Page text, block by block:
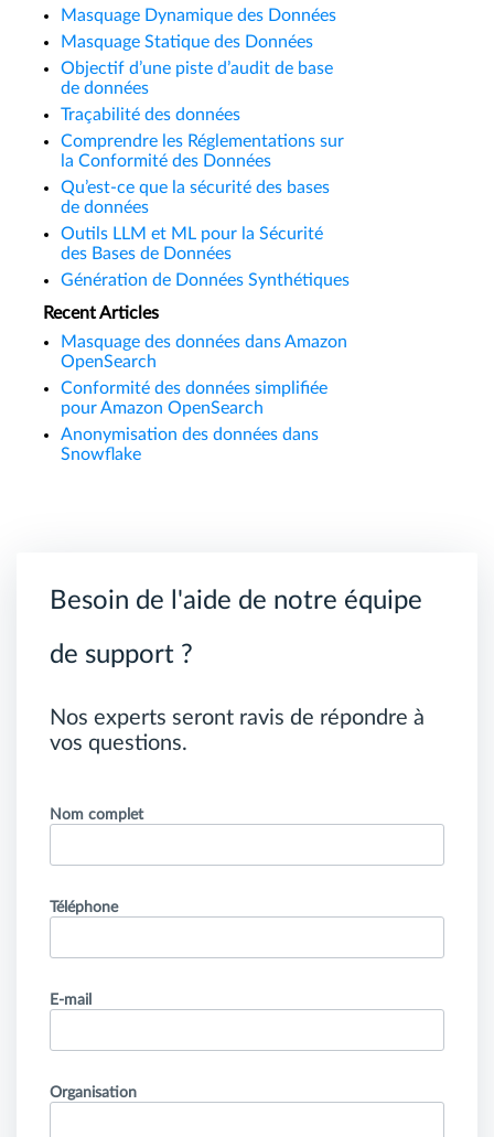
Masquage Dynamique des Données
Masquage Statique des Données
Objectif d’une piste d’audit de base
de données
Traçabilité des données
Comprendre les Réglementations sur
la Conformité des Données
Qu’est-ce que la sécurité des bases
de données
Outils LLM et ML pour la Sécurité
des Bases de Données
Génération de Données Synthétiques
Recent Articles
Masquage des données dans Amazon
OpenSearch
Conformité des données simplifiée
pour Amazon OpenSearch
Anonymisation des données dans
Snowflake
Besoin de l'aide de notre équipe
de support ?
Nos experts seront ravis de répondre à
vos questions.
Nom complet
Téléphone
E-mail
Organisation